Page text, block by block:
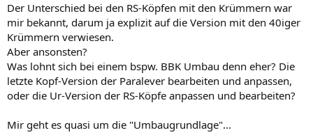
Der Unterschied bei den RS-Köpfen mit den Krümmern war
mir bekannt, darum ja explizit auf die Version mit den 40iger
Krümmern verwiesen.
Aber ansonsten?
Was lohnt sich bei einem bspw. BBK Umbau denn eher? Die
letzte Kopf-Version der Paralever bearbeiten und anpassen,
oder die Ur-Version der RS-Köpfe anpassen und bearbeiten?
Mir geht es quasi um die "Umbaugrundlage"...